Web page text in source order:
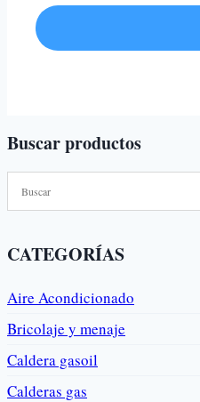
Las
opciones
se
la
página
de
Buscar productos
CATEGORÍAS
Aire Acondicionado
Bricolaje y menaje
Caldera gasoil
Calderas gas